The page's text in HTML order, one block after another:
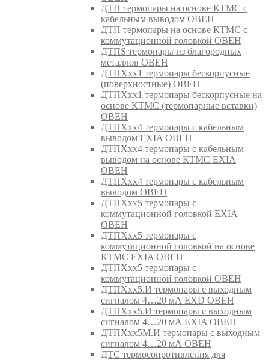
ДТП термопары на основе КТМС с
кабельным выводом ОВЕН
ДТП термопары на основе КТМС с
коммутационной головкой ОВЕН
ДТПS термопары из благородных
металлов ОВЕН
ДТПХхх1 термопары бескорпусные
(поверхностные) ОВЕН
ДТПХхх1 термопары бескорпусные на
основе КТМС (термопарные вставки)
ОВЕН
ДТПХхх4 термопары с кабельным
выводом EXIA ОВЕН
ДТПХхх4 термопары с кабельным
выводом на основе КТМС EXIA
ОВЕН
ДТПХхх4 термопары с кабельным
выводом ОВЕН
ДТПХхх5 термопары с
коммутационной головкой EXIA
ОВЕН
ДТПХхх5 термопары с
коммутационной головкой на основе
КТМС EXIA ОВЕН
ДТПХхх5 термопары с
коммутационной головкой ОВЕН
ДТПХхх5.И термопары с выходным
сигналом 4…20 мА EXD ОВЕН
ДТПХхх5.И термопары с выходным
сигналом 4…20 мА EXIA ОВЕН
ДТПХхх5М.И термопары с выходным
сигналом 4…20 мА ОВЕН
ДТС термосопротивления для